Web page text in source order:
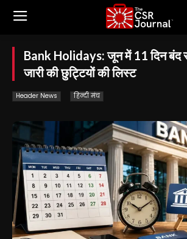
Bank Holidays: जून में 11 दिन बंद
जारी की छुट्टियों की लिस्ट
Header News हिन्दी मंच